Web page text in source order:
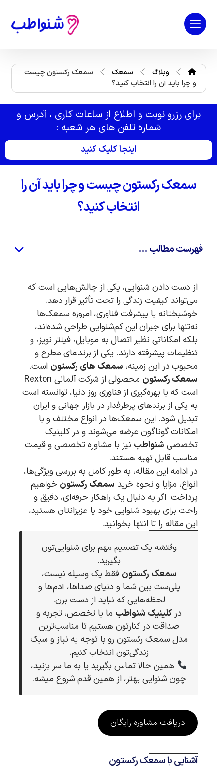
وبلاگ سمعک
سمعک رکستون چیست
و چرا باید آن را انتخاب کنید؟
برای رزرو نوبت و اطلاع از ساعات کاری ، آدرس و
شماره تلفن های هر شعبه :
اینجا کلیک کنید
سمعک رکستون چیست و چرا باید آن را
انتخاب کنید؟
فهرست مطالب ...
از دست دادن شنوایی، یکی از چالش‌هایی است که
می‌تواند کیفیت زندگی را تحت تأثیر قرار دهد.
خوشبختانه با پیشرفت فناوری، امروزه سمعک‌ها
نه‌تنها برای جبران این کم‌شنوایی طراحی شده‌اند،
بلکه امکاناتی نظیر اتصال به موبایل، فیلتر نویز، و
تنظیمات پیشرفته دارند. یکی از برندهای مطرح و
محبوب در این زمینه، سمعک های رکستون است.
سمعک رکستون
محصولی از شرکت آلمانی Rexton
است که با بهره‌گیری از فناوری روز دنیا، توانسته است
به یکی از برندهای پرطرفدار در بازار جهانی و ایران
تبدیل شود. این سمعک‌ها در انواع مختلف و با
امکانات گوناگون عرضه می‌شوند و در کلینیک
تخصصی شنواطب نیز با مشاوره تخصصی و قیمت
مناسب قابل تهیه هستند.
در ادامه این مقاله، به طور کامل به بررسی ویژگی‌ها،
انواع، مزایا و نحوه خرید سمعک رکستون خواهیم
پرداخت. اگر به دنبال یک راهکار حرفه‌ای، دقیق و
راحت برای بهبود شنوایی خود یا عزیزانتان هستید،
این مقاله را تا انتها بخوانید.
وقتشه یک تصمیم مهم برای شنوایی‌تون
بگیرید.
سمعک رکستون فقط یک وسیله نیست،
پلی‌ست بین شما و دنیای صداها، آدم‌ها و
لحظه‌هایی که نباید از دست برن.
درکلینیک شنواطب ما با تخصص، تجربه و
صداقت در کنارتون هستیم تا مناسب‌ترین
مدل سمعک رکستون رو با توجه به نیاز و سبک
زندگی‌تون انتخاب کنیم.
همین حالا تماس بگیرید یا به ما سر بزنید،
چون شنوایی بهتر، از همین قدم شروع میشه.
دریافت مشاوره رایگان
آشنایی با سمعک رکستون